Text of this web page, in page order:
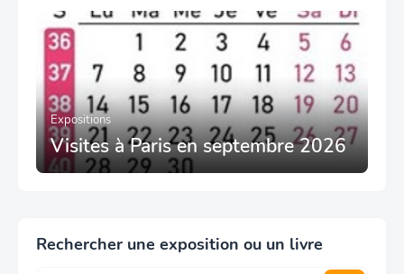
Expositions
Visites à Paris en septembre 2026
Rechercher une exposition ou un livre